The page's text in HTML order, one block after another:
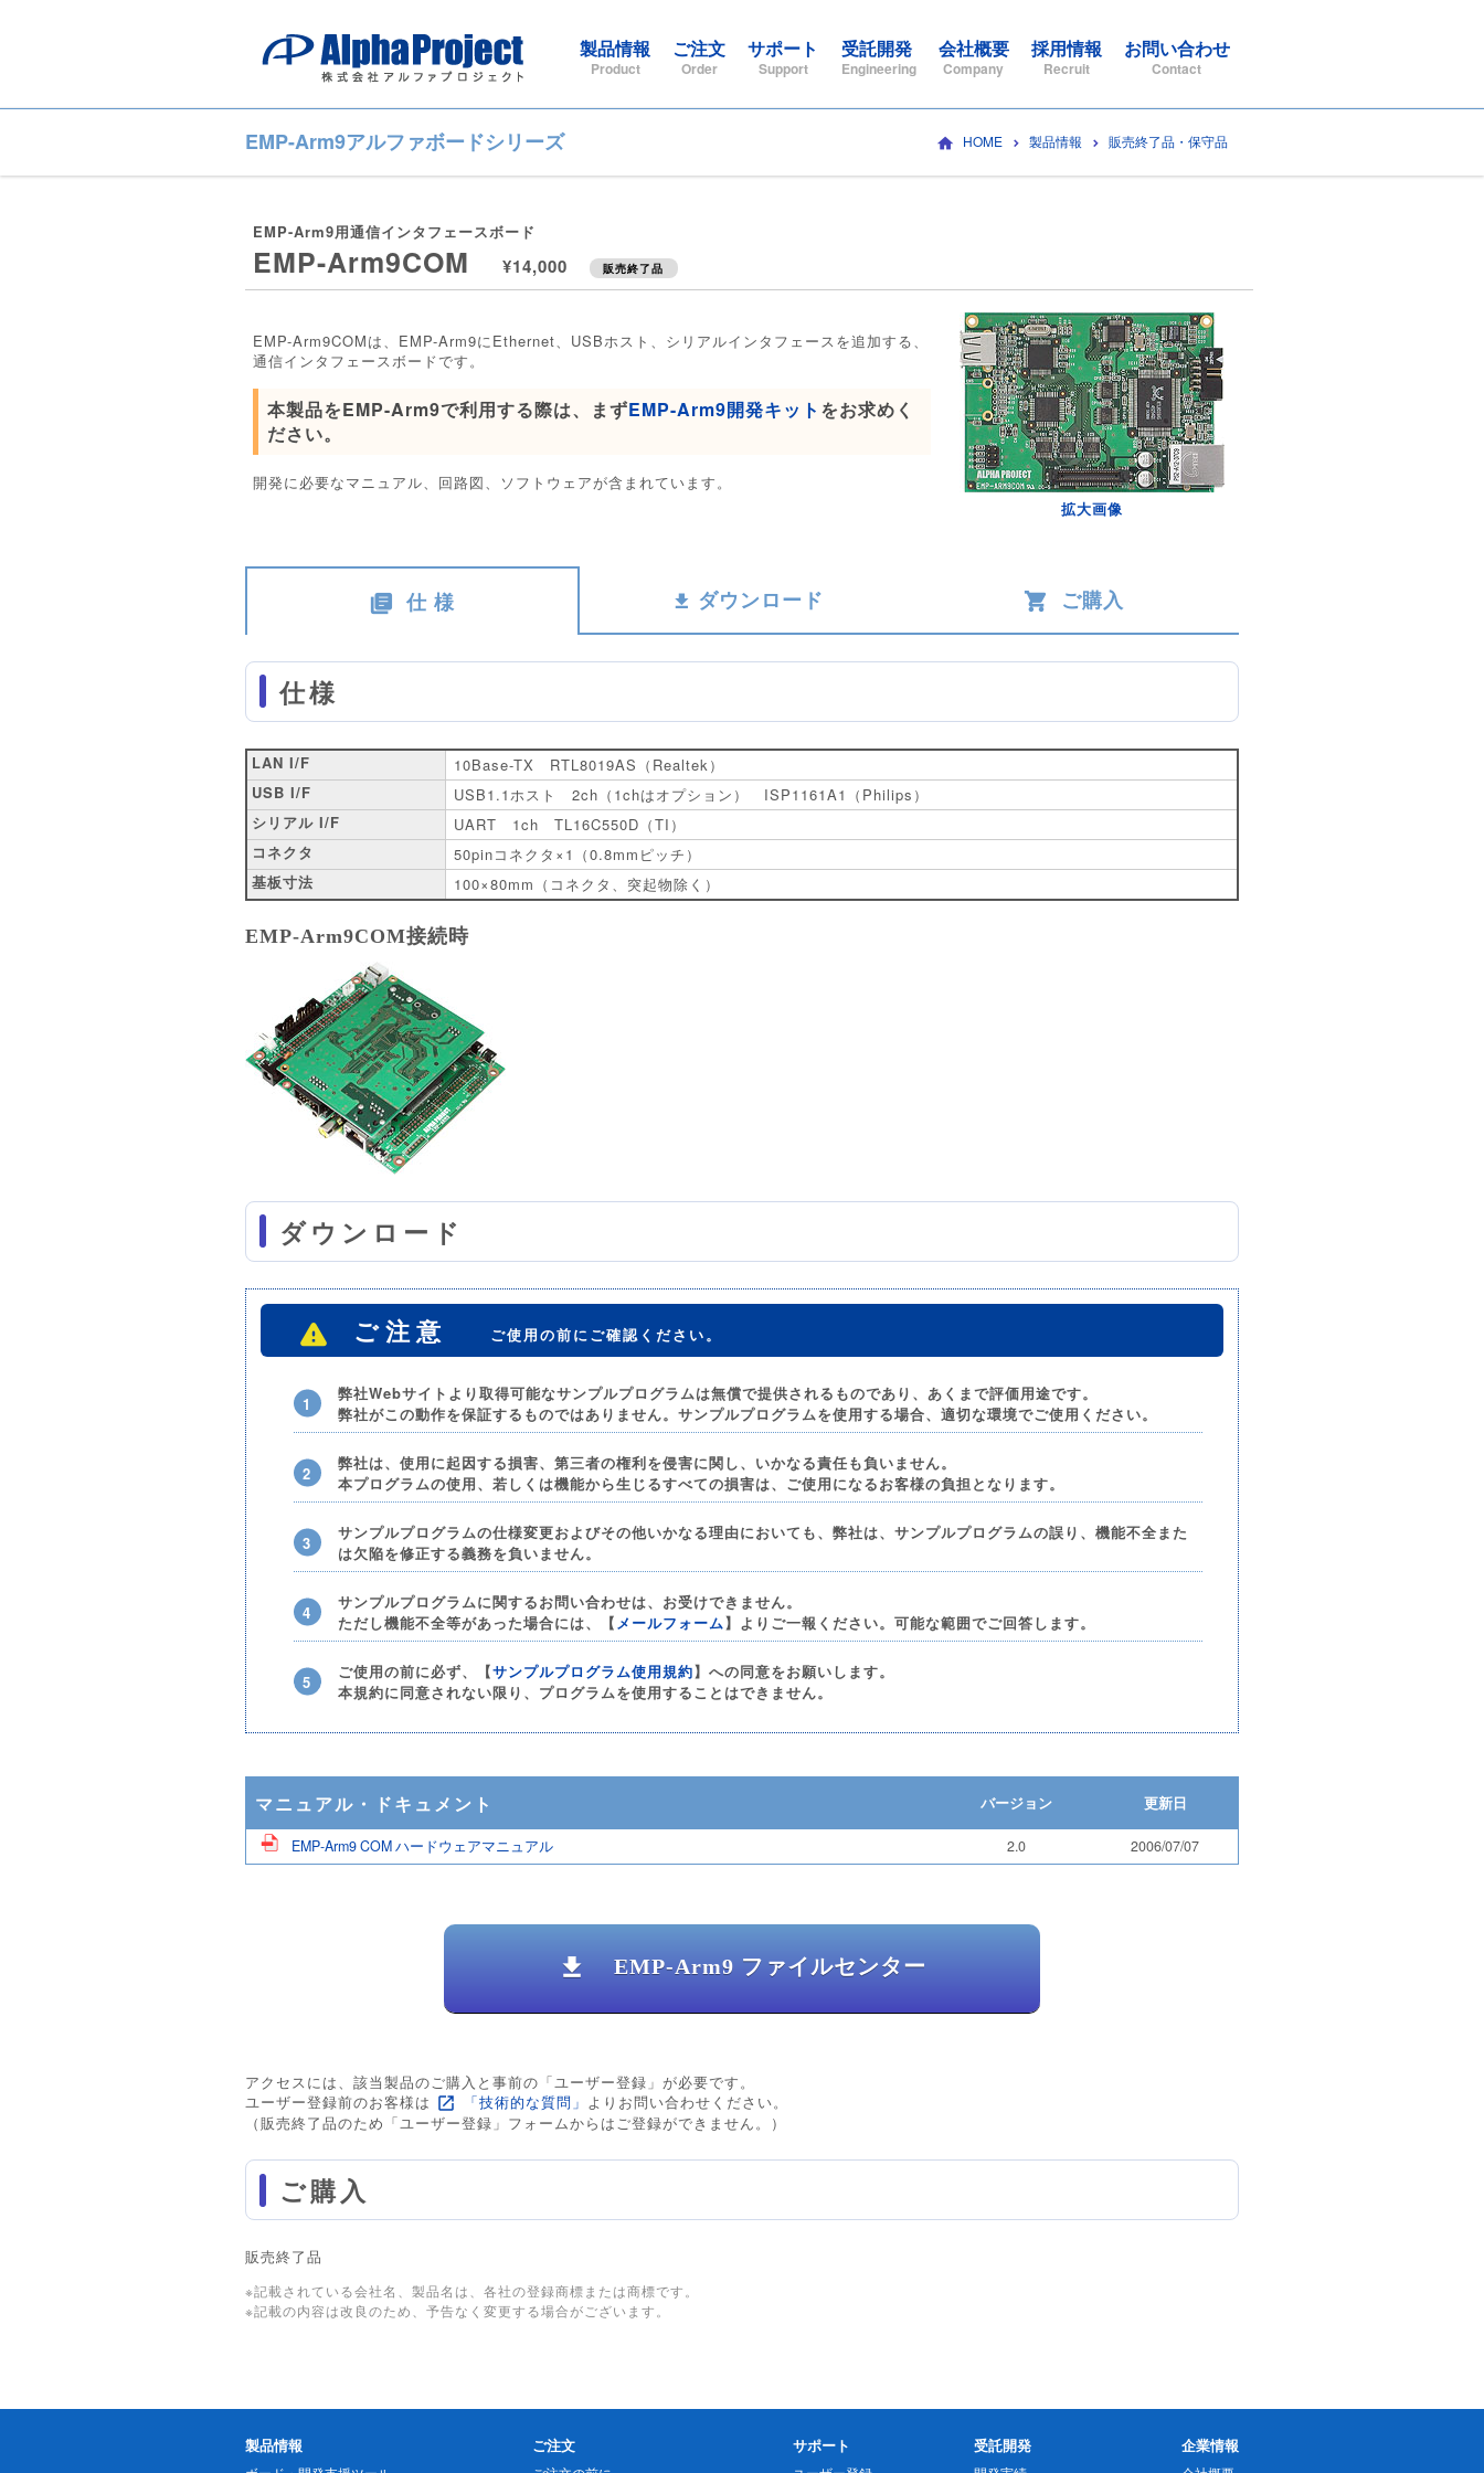
製品情報
Product
ご注文
Order
サポート
Support
受託開発
Engineering
会社概要
Company
採用情報
Recruit
お問い合わせ
Contact
EMP-Arm9アルファボードシリーズ HOME 製品情報 販売終了品・保守品
EMP-Arm9用通信インタフェースボード
EMP-Arm9COM ¥14,000 販売終了品
EMP-Arm9COMは、EMP-Arm9にEthernet、USBホスト、シリアルインタフェースを追加する、
通信インタフェースボードです。
本製品をEMP-Arm9で利用する際は、まずEMP-Arm9開発キット をお求めく
ださい。
開発に必要なマニュアル、回路図、ソフトウェアが含まれています。
拡大画像
仕 様 ダウンロード ご購入
仕様
LAN I/F
10Base-TX RTL8019AS（Realtek）
USB I/F
USB1.1ホスト 2ch（1chはオプション） ISP1161A1（Philips）
シリアル I/F
UART 1ch TL16C550D（TI）
コネクタ
50pinコネクタ×1（0.8mmピッチ）
基板寸法
100×80mm（コネクタ、突起物除く）
EMP-Arm9COM接続時
ダウンロード
ご注意 ご使用の前にご確認ください。
弊社Webサイトより取得可能なサンプルプログラムは無償で提供されるものであり、あくまで評価用途です。
弊社がこの動作を保証するものではありません。サンプルプログラムを使用する場合、適切な環境でご使用ください。
弊社は、使用に起因する損害、第三者の権利を侵害に関し、いかなる責任も負いません。
本プログラムの使用、若しくは機能から生じるすべての損害は、ご使用になるお客様の負担となります。
サンプルプログラムの仕様変更およびその他いかなる理由においても、弊社は、サンプルプログラムの誤り、機能不全また
は欠陥を修正する義務を負いません。
サンプルプログラムに関するお問い合わせは、お受けできません。
ただし機能不全等があった場合には、【メールフォーム】よりご一報ください。可能な範囲でご回答します。
ご使用の前に必ず、【サンプルプログラム使用規約】への同意をお願いします。
本規約に同意されない限り、プログラムを使用することはできません。
マニュアル・ドキュメント バージョン 更新日
EMP-Arm9 COM ハードウェアマニュアル 2.0 2006/07/07
EMP-Arm9 ファイルセンター
アクセスには、該当製品のご購入と事前の「ユーザー登録」が必要です。
ユーザー登録前のお客様は
「技術的な質問」 よりお問い合わせください。
（販売終了品のため「ユーザー登録」フォームからはご登録ができません。）
ご購入
販売終了品
※記載されている会社名、製品名は、各社の登録商標または商標です。
※記載の内容は改良のため、予告なく変更する場合がございます。
製品情報 ご注文 サポート 受託開発 企業情報